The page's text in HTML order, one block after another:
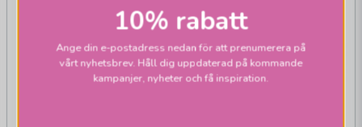
10% rabatt
Ange din e-postadress nedan för att prenumerera på
vårt nyhetsbrev. Håll dig uppdaterad på kommande
kampanjer, nyheter och få inspiration.